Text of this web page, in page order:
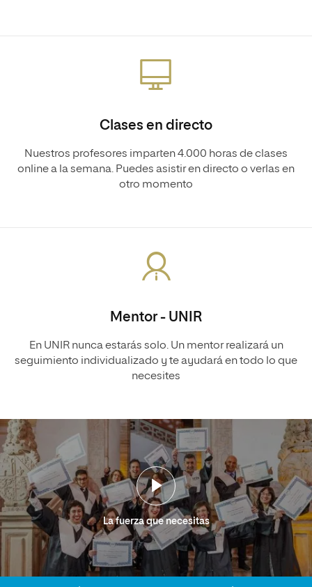
Clases en directo
Nuestros profesores imparten 4.000 horas de clases
online a la semana. Puedes asistir en directo o verlas en
otro momento
Mentor - UNIR
En UNIR nunca estarás solo. Un mentor realizará un
seguimiento individualizado y te ayudará en todo lo que
necesites
La fuerza que necesitas